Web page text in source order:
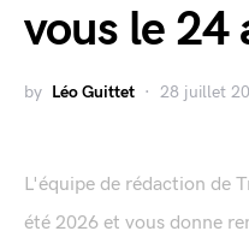
vous le 24
by Léo Guittet 28 juillet
L'équipe de rédaction de
été 2026 et vous donne